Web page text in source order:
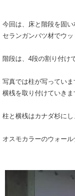
今回は、床と階段を固
セランガンバツ材でウ
階段は、4段の割り付け
写真では柱が写ってい
横桟を取り付けていきま
柱と横桟はカナダ杉に
オスモカラーのウォー